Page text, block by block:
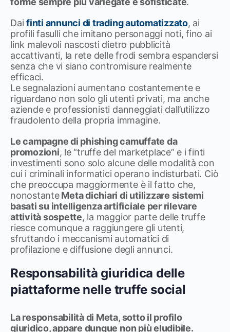
Dai finti annunci di trading automatizzato, ai
profili fasulli che imitano personaggi noti, fino ai
link malevoli nascosti dietro pubblicità
accattivanti, la rete delle frodi sembra espandersi
senza che vi siano contromisure realmente
efficaci.
Le segnalazioni aumentano costantemente e
riguardano non solo gli utenti privati, ma anche
aziende e professionisti danneggiati dall’utilizzo
fraudolento della propria immagine.
Le campagne di phishing camuffate da
promozioni, le “truffe del marketplace” e i finti
investimenti sono solo alcune delle modalità con
cui i criminali informatici operano indisturbati. Ciò
che preoccupa maggiormente è il fatto che,
nonostanteMeta dichiari di utilizzare sistemi
basati su intelligenza artificiale per rilevare
attività sospette, la maggior parte delle truffe
riesce comunque a raggiungere gli utenti,
sfruttando i meccanismi automatici di
profilazione e diffusione degli annunci.
Responsabilità giuridica delle
piattaforme nelle truffe social
La responsabilità di Meta, sotto il profilo
giuridico, appare dunque non più eludibile.